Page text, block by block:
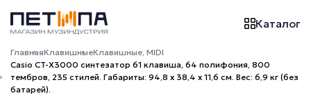
Каталог
ГлавнаяКлавишныеКлавишные, MIDI
Casio CT-X3000 синтезатор 61 клавиша, 64 полифония, 800
тембров, 235 стилей. Габариты: 94,8 х 38,4 х 11,6 см. Вес: 6,9 кг (без
батарей).